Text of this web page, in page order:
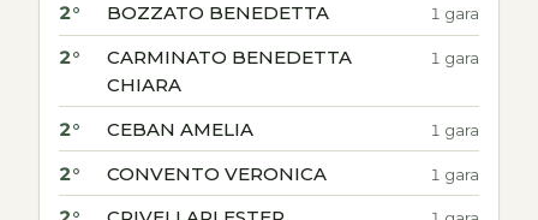
2° BOZZATO BENEDETTA 1 gara
2°
CARMINATO BENEDETTA
CHIARA
1 gara
2° CEBAN AMELIA 1 gara
2° CONVENTO VERONICA 1 gara